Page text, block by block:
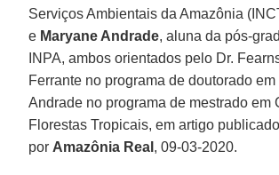
Serviços Ambientais da Amazônia
e Maryane Andrade, aluna da pós-
INPA, ambos orientados pelo Dr.
Ferrante no programa de doutorado
Andrade no programa de mestrado em
Florestas Tropicais, em artigo publicado
por Amazônia Real , 09-03-2020.